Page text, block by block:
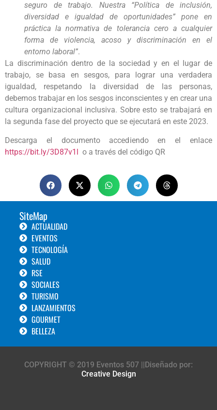
seguro de trabajo. Nuestra “Política de inclusión,
diversidad e igualdad de oportunidades” pone en
práctica la normativa de tolerancia cero a cualquier
forma de violencia, acoso y discriminación en el
entorno laboral”.
La discriminación dentro de la sociedad y en el lugar de
trabajo, se basa en sesgos, para lograr una verdadera
igualdad, respetando la diversidad de las personas,
debemos trabajar en los sesgos inconscientes y en crear una
cultura organizacional inclusiva. Sobre esto se trabajará en
la segunda fase del proyecto que se ejecutará en este 2023.
Descarga el documento accediendo en el enlace
https://bit.ly/3D87v1l o a través del código QR
SiteMap
ACTUALIDAD
EVENTOS
TECNOLOGÍA
SALUD
RSE
SOCIALES
TURISMO
LANZAMIENTOS
GOURMET
BELLEZA
COPYRIGHT © 2019 Eventos 507 ||Diseñado por:
Creative Design